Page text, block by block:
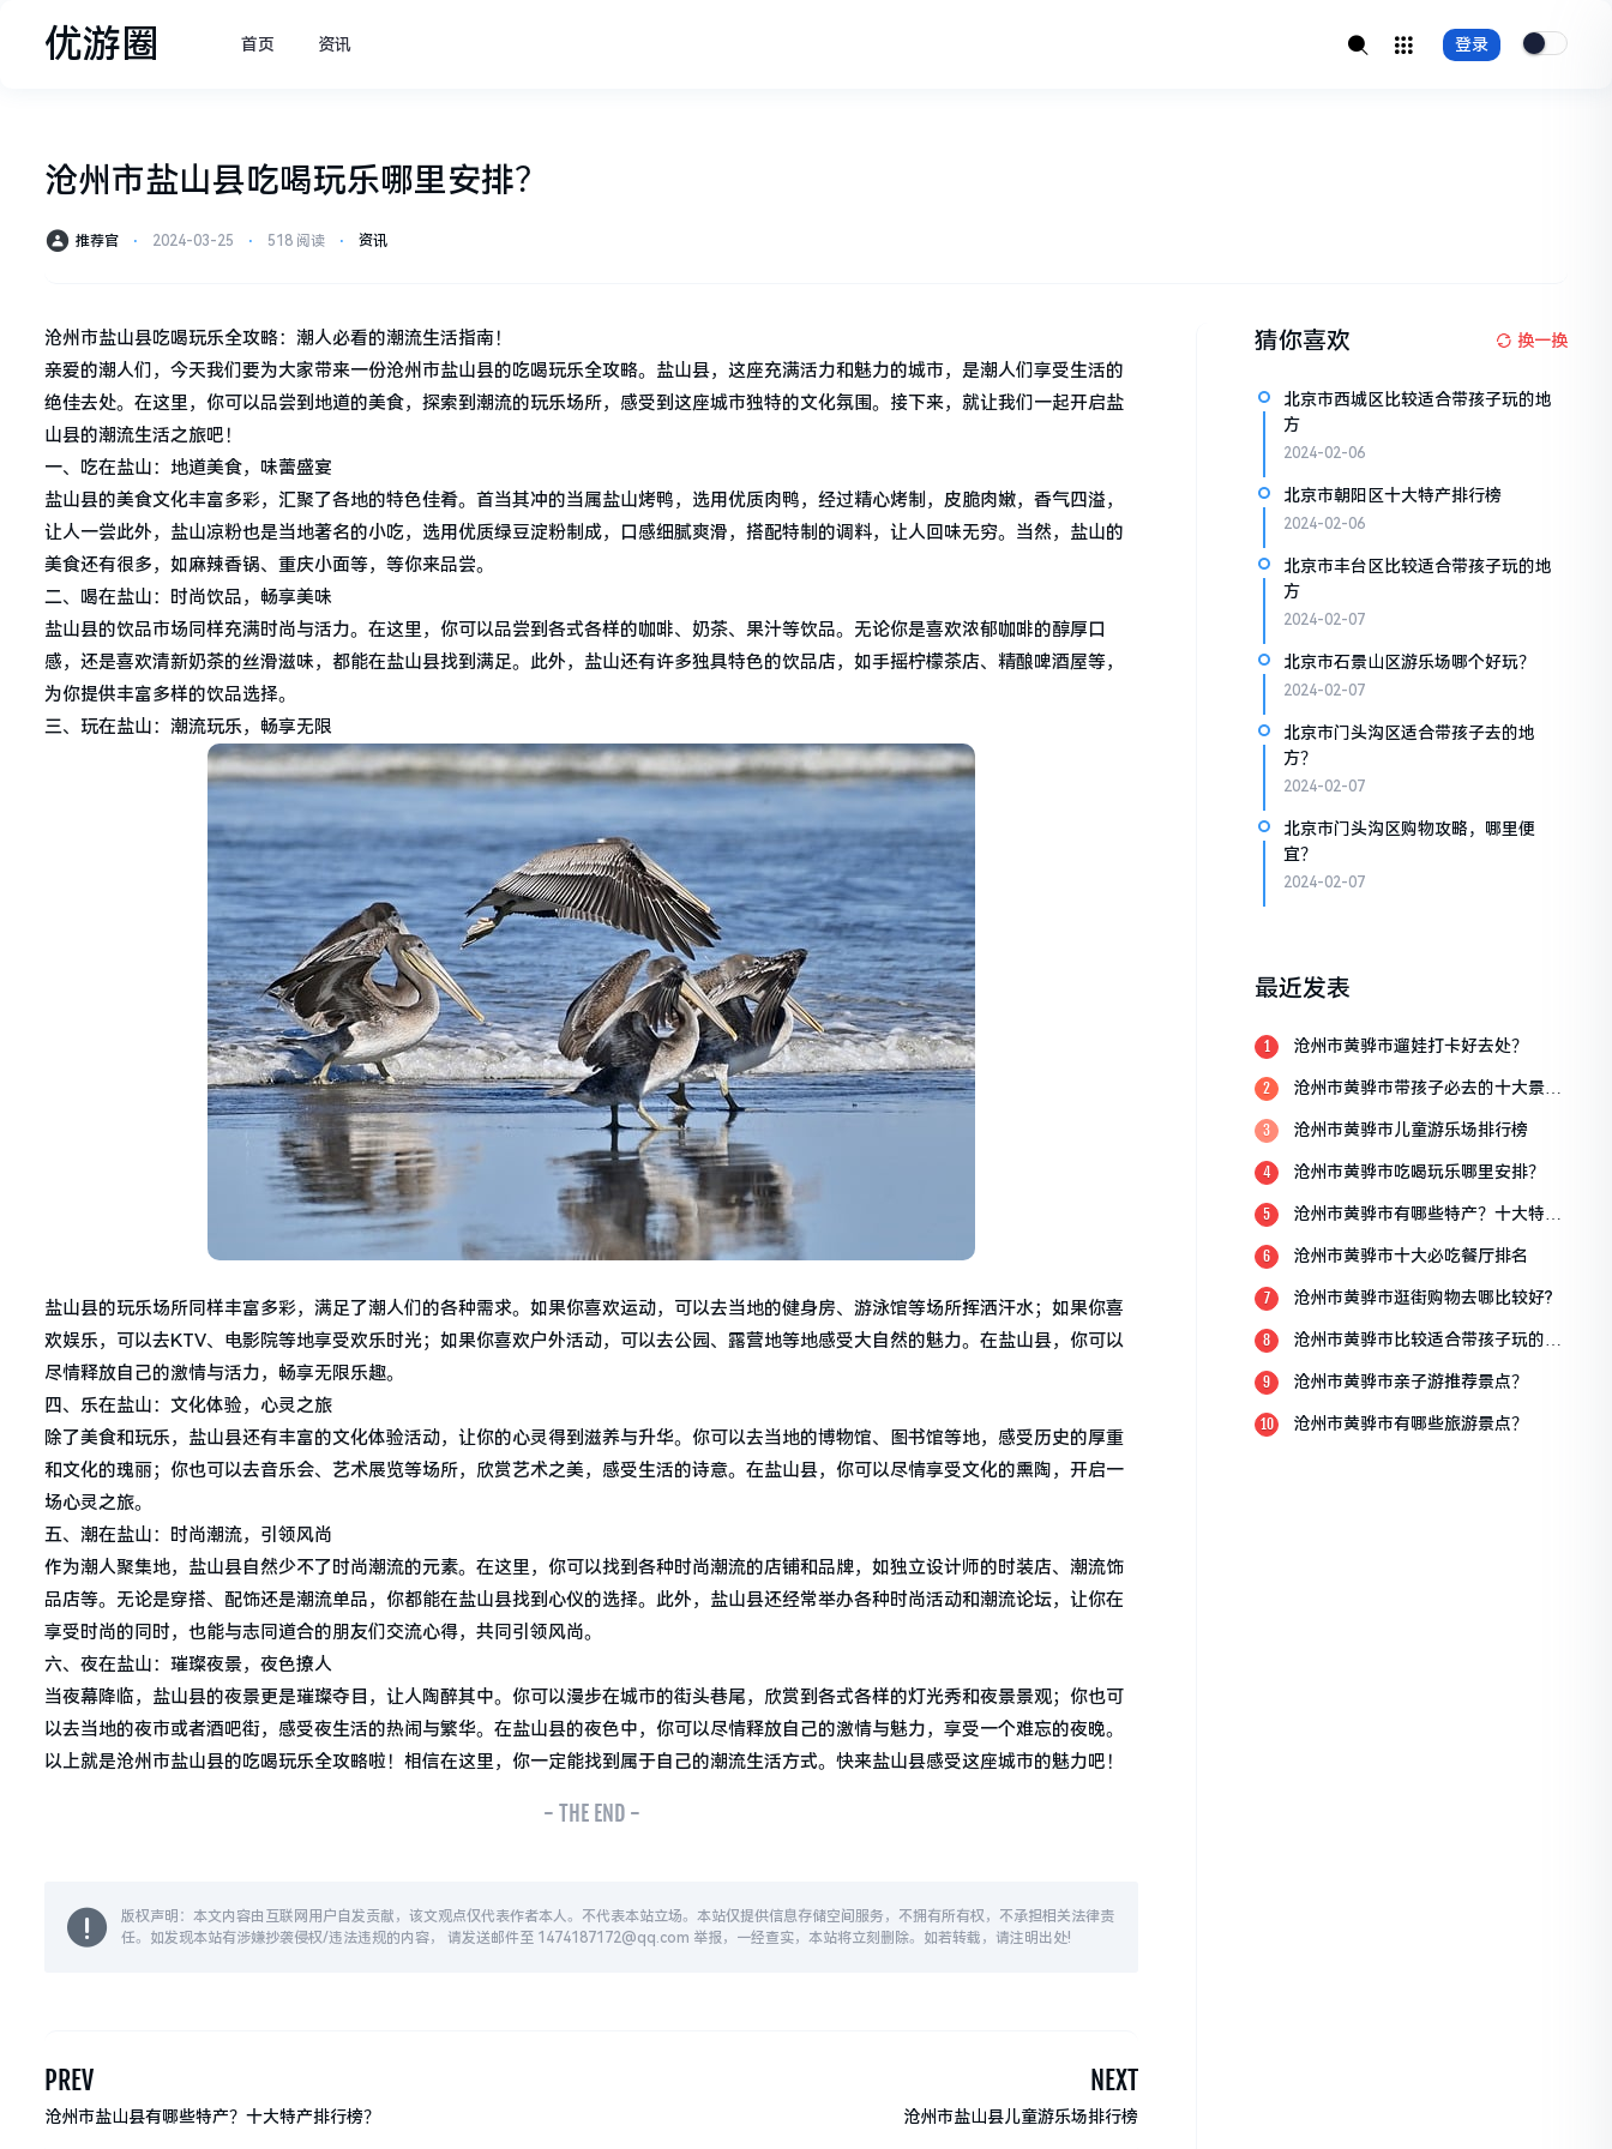
优游圈 首页 资讯 登录
沧州市盐山县吃喝玩乐哪里安排？
推荐官 ⋅ 2024-03-25 ⋅ 518 阅读 ⋅ 资讯
沧州市盐山县吃喝玩乐全攻略：潮人必看的潮流生活指南！
亲爱的潮人们，今天我们要为大家带来一份沧州市盐山县的吃喝玩乐全攻略。盐山县，这座充满活力和魅力的城市，是潮人们享受生活的
绝佳去处。在这里，你可以品尝到地道的美食，探索到潮流的玩乐场所，感受到这座城市独特的文化氛围。接下来，就让我们一起开启盐
山县的潮流生活之旅吧！
一、吃在盐山：地道美食，味蕾盛宴
盐山县的美食文化丰富多彩，汇聚了各地的特色佳肴。首当其冲的当属盐山烤鸭，选用优质肉鸭，经过精心烤制，皮脆肉嫩，香气四溢，
让人一尝此外，盐山凉粉也是当地著名的小吃，选用优质绿豆淀粉制成，口感细腻爽滑，搭配特制的调料，让人回味无穷。当然，盐山的
美食还有很多，如麻辣香锅、重庆小面等，等你来品尝。
二、喝在盐山：时尚饮品，畅享美味
盐山县的饮品市场同样充满时尚与活力。在这里，你可以品尝到各式各样的咖啡、奶茶、果汁等饮品。无论你是喜欢浓郁咖啡的醇厚口
感，还是喜欢清新奶茶的丝滑滋味，都能在盐山县找到满足。此外，盐山还有许多独具特色的饮品店，如手摇柠檬茶店、精酿啤酒屋等，
为你提供丰富多样的饮品选择。
三、玩在盐山：潮流玩乐，畅享无限
盐山县的玩乐场所同样丰富多彩，满足了潮人们的各种需求。如果你喜欢运动，可以去当地的健身房、游泳馆等场所挥洒汗水；如果你喜
欢娱乐，可以去KTV、电影院等地享受欢乐时光；如果你喜欢户外活动，可以去公园、露营地等地感受大自然的魅力。在盐山县，你可以
尽情释放自己的激情与活力，畅享无限乐趣。
四、乐在盐山：文化体验，心灵之旅
除了美食和玩乐，盐山县还有丰富的文化体验活动，让你的心灵得到滋养与升华。你可以去当地的博物馆、图书馆等地，感受历史的厚重
和文化的瑰丽；你也可以去音乐会、艺术展览等场所，欣赏艺术之美，感受生活的诗意。在盐山县，你可以尽情享受文化的熏陶，开启一
场心灵之旅。
五、潮在盐山：时尚潮流，引领风尚
作为潮人聚集地，盐山县自然少不了时尚潮流的元素。在这里，你可以找到各种时尚潮流的店铺和品牌，如独立设计师的时装店、潮流饰
品店等。无论是穿搭、配饰还是潮流单品，你都能在盐山县找到心仪的选择。此外，盐山县还经常举办各种时尚活动和潮流论坛，让你在
享受时尚的同时，也能与志同道合的朋友们交流心得，共同引领风尚。
六、夜在盐山：璀璨夜景，夜色撩人
当夜幕降临，盐山县的夜景更是璀璨夺目，让人陶醉其中。你可以漫步在城市的街头巷尾，欣赏到各式各样的灯光秀和夜景景观；你也可
以去当地的夜市或者酒吧街，感受夜生活的热闹与繁华。在盐山县的夜色中，你可以尽情释放自己的激情与魅力，享受一个难忘的夜晚。
以上就是沧州市盐山县的吃喝玩乐全攻略啦！相信在这里，你一定能找到属于自己的潮流生活方式。快来盐山县感受这座城市的魅力吧！
- THE END -
版权声明：本文内容由互联网用户自发贡献，该文观点仅代表作者本人。不代表本站立场。本站仅提供信息存储空间服务，不拥有所有权，不承担相关法律责
任。如发现本站有涉嫌抄袭侵权/违法违规的内容， 请发送邮件至 1474187172@qq.com 举报，一经查实，本站将立刻删除。如若转载，请注明出处!
PREV
沧州市盐山县有哪些特产？十大特产排行榜？
NEXT
沧州市盐山县儿童游乐场排行榜
猜你喜欢 换一换
北京市西城区比较适合带孩子玩的地
方
2024-02-06
北京市朝阳区十大特产排行榜
2024-02-06
北京市丰台区比较适合带孩子玩的地
方
2024-02-07
北京市石景山区游乐场哪个好玩？
2024-02-07
北京市门头沟区适合带孩子去的地
方？
2024-02-07
北京市门头沟区购物攻略，哪里便
宜？
2024-02-07
最近发表
1 沧州市黄骅市遛娃打卡好去处？
2
沧州市黄骅市带孩子必去的十大景
3 沧州市黄骅市儿童游乐场排行榜
4 沧州市黄骅市吃喝玩乐哪里安排？
5
沧州市黄骅市有哪些特产？十大特产
6 沧州市黄骅市十大必吃餐厅排名
7 沧州市黄骅市逛街购物去哪比较好?
8
沧州市黄骅市比较适合带孩子玩的地
9 沧州市黄骅市亲子游推荐景点？
10 沧州市黄骅市有哪些旅游景点？